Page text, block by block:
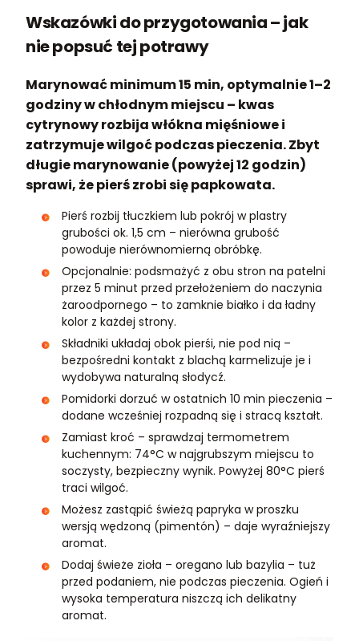
Wskazówki do przygotowania – jak
nie popsuć tej potrawy
Marynować minimum 15 min, optymalnie 1–2
godziny w chłodnym miejscu – kwas
cytrynowy rozbija włókna mięśniowe i
zatrzymuje wilgoć podczas pieczenia. Zbyt
długie marynowanie (powyżej 12 godzin)
sprawi, że pierś zrobi się papkowata.
Pierś rozbij tłuczkiem lub pokrój w plastry
grubości ok. 1,5 cm – nierówna grubość
powoduje nierównomierną obróbkę.
Opcjonalnie: podsmażyć z obu stron na patelni
przez 5 minut przed przełożeniem do naczynia
żaroodpornego – to zamknie białko i da ładny
kolor z każdej strony.
Składniki układaj obok pierśi, nie pod nią –
bezpośredni kontakt z blachą karmelizuje je i
wydobywa naturalną słodycź.
Pomidorki dorzuć w ostatnich 10 min pieczenia –
dodane wcześniej rozpadną się i stracą kształt.
Zamiast kroć – sprawdzaj termometrem
kuchennym: 74°C w najgrubszym miejscu to
soczysty, bezpieczny wynik. Powyżej 80°C pierś
traci wilgoć.
Możesz zastąpić świeżą papryka w proszku
wersją wędzoną (pimentón) – daje wyraźniejszy
aromat.
Dodaj świeże zioła – oregano lub bazylia – tuż
przed podaniem, nie podczas pieczenia. Ogień i
wysoka temperatura niszczą ich delikatny
aromat.